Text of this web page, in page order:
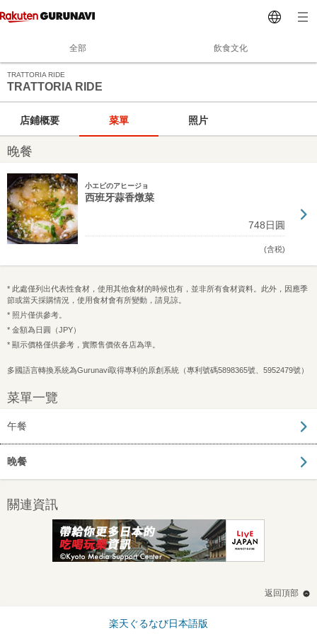
全部 飲食文化
TRATTORIA RIDE
TRATTORIA RIDE
店鋪概要 菜單 照片
晚餐
小エビのアヒージョ
西班牙蒜香燉菜
748日圓
(含税)
* 此處僅列出代表性食材，使用其他食材的時候也有，並非所有食材資料。此外，因應季
節或當天採購情況，使用食材會有所變動，請見諒。
* 照片僅供參考。
* 金額為日圓（JPY）
* 顯示價格僅供參考，實際售價依各店為準。
多國語言轉換系統為Gurunavi取得專利的原創系統（專利號碼5898365號、5952479號）
菜單一覽
午餐
晚餐
關連資訊
返回頂部
楽天ぐるなび日本語版